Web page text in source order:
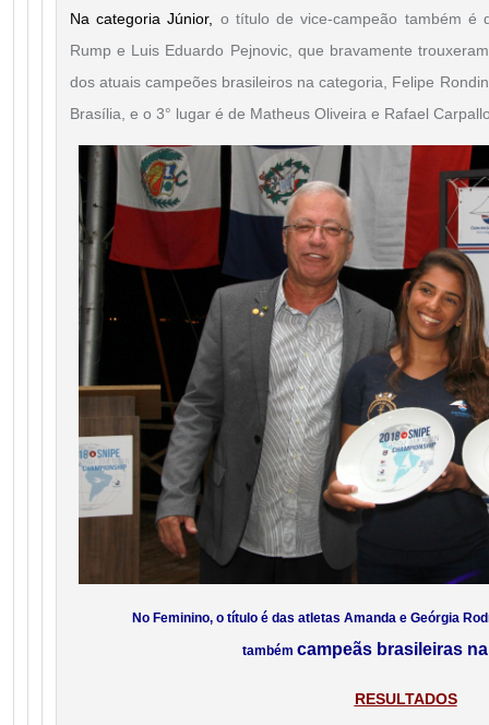
Na categoria Júnior,
o título de vice-campeão também é
Rump e Luis Eduardo Pejnovic, que bravamente
dos atuais campeões brasileiros na categoria, Felipe
Brasília, e o 3° lugar é de Matheus Oliveira e Rafael
No Feminino, o título é das atletas Amanda e Geórgia
também campeãs brasileiras
RESULTADOS